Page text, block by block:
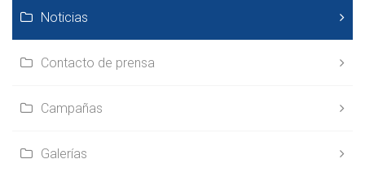
Noticias
Contacto de prensa
Campañas
Galerías